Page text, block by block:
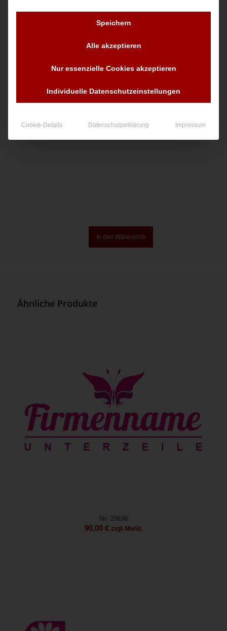
Nr. 21307
zzgl. MwSt.
In den Warenkorb
Ähnliche Produkte
Nr. 20638
90,00 € zzgl. MwSt.
Speichern
Alle akzeptieren
Nur essenzielle Cookies akzeptieren
Individuelle Datenschutzeinstellungen
Cookie-Details Datenschutzerklärung Impressum